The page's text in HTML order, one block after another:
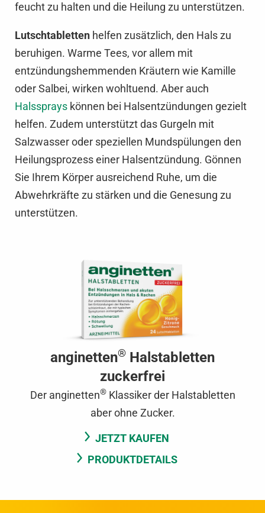
feucht zu halten und die Heilung zu unterstützen.
Lutschtabletten helfen zusätzlich, den Hals zu
beruhigen. Warme Tees, vor allem mit
entzündungshemmenden Kräutern wie Kamille
oder Salbei, wirken wohltuend. Aber auch
Halssprays können bei Halsentzündungen gezielt
helfen. Zudem unterstützt das Gurgeln mit
Salzwasser oder speziellen Mundspülungen den
Heilungsprozess einer Halsentzündung. Gönnen
Sie Ihrem Körper ausreichend Ruhe, um die
Abwehrkräfte zu stärken und die Genesung zu
unterstützen.
anginetten® Halstabletten
zuckerfrei
Der anginetten®Klassiker der Halstabletten
aber ohne Zucker.
JETZT KAUFEN
PRODUKTDETAILS